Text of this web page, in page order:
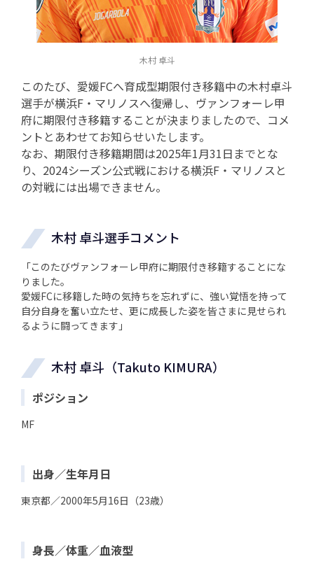
木村 卓斗
このたび、愛媛FCへ育成型期限付き移籍中の木村卓斗
選手が横浜F・マリノスへ復帰し、ヴァンフォーレ甲
府に期限付き移籍することが決まりましたので、コメ
ントとあわせてお知らせいたします。
なお、期限付き移籍期間は2025年1月31日までとな
り、2024シーズン公式戦における横浜F・マリノスと
の対戦には出場できません。
木村 卓斗選手コメント
「このたびヴァンフォーレ甲府に期限付き移籍することにな
りました。
愛媛FCに移籍した時の気持ちを忘れずに、強い覚悟を持って
自分自身を奮い立たせ、更に成長した姿を皆さまに見せられ
るように闘ってきます」
木村 卓斗（Takuto KIMURA）
ポジション
MF
出身／生年月日
東京都／2000年5月16日（23歳）
身長／体重／血液型